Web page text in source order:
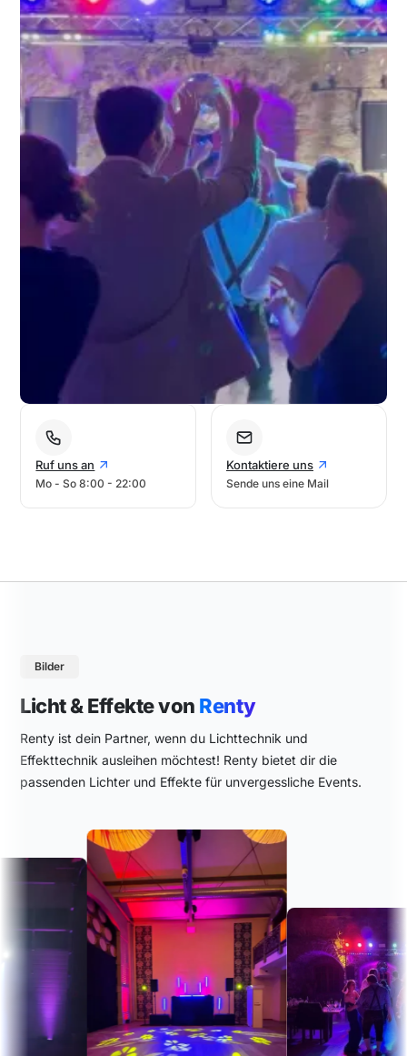
Ruf uns an
Mo - So 8:00 - 22:00
Kontaktiere uns
Sende uns eine Mail
Bilder
Licht & Effekte von Renty
Renty ist dein Partner, wenn du Lichttechnik und
Effekttechnik ausleihen möchtest! Renty bietet dir die
passenden Lichter und Effekte für unvergessliche Events.